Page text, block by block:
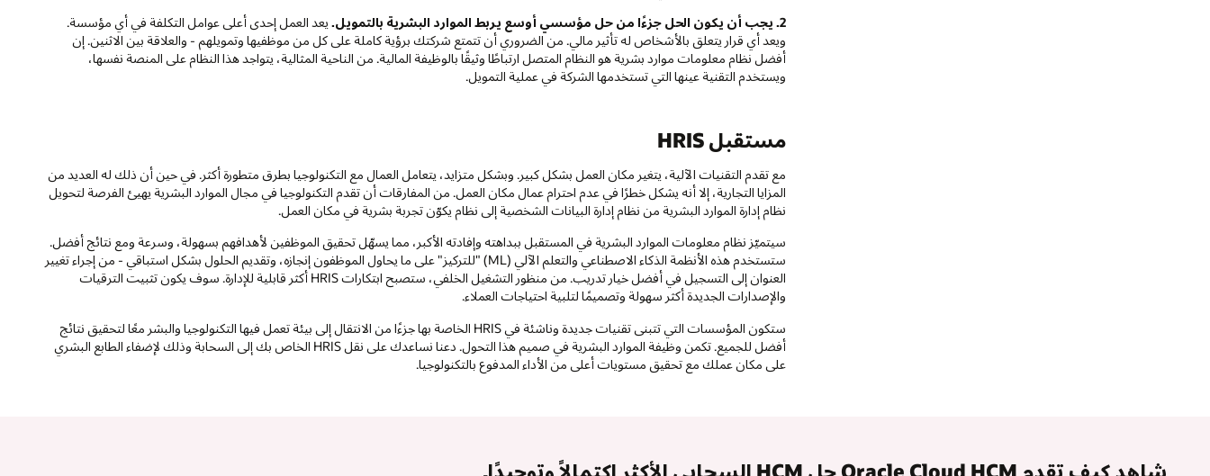
2. يجب أن يكون الحل جزءًا من حل مؤسسي أوسع يربط الموارد البشرية بالتمويل.
يعد العمل إحدى أعلى عوامل التكلفة في أي مؤسسة.
ويعد أي قرار يتعلق بالأشخاص له تأثير مالي. من الضروري أن تتمتع شركتك برؤية كاملة على كل من موظفيها وتمويلهم - والعلاقة بين الاثنين. إن
أفضل نظام معلومات موارد بشرية هو النظام المتصل ارتباطًا وثيقًا بالوظيفة المالية. من الناحية المثالية، يتواجد هذا النظام على المنصة نفسها،
ويستخدم التقنية عينها التي تستخدمها الشركة في عملية التمويل.
مستقبل HRIS
مع تقدم التقنيات الآلية، يتغير مكان العمل بشكل كبير. وبشكل متزايد، يتعامل العمال مع التكنولوجيا بطرق متطورة أكثر. في حين أن ذلك له العديد من
المزايا التجارية، إلا أنه يشكل خطرًا في عدم احترام عمال مكان العمل. من المفارقات أن تقدم التكنولوجيا في مجال الموارد البشرية يهيئ الفرصة لتحويل
نظام إدارة الموارد البشرية من نظام إدارة البيانات الشخصية إلى نظام يكوّن تجربة بشرية في مكان العمل.
سيتميّز نظام معلومات الموارد البشرية في المستقبل ببداهته وإفادته الأكبر، مما يسهّل تحقيق الموظفين لأهدافهم بسهولة، وسرعة ومع نتائج أفضل.
ستستخدم هذه الأنظمة الذكاء الاصطناعي والتعلم الآلي (ML) "للتركيز" على ما يحاول الموظفون إنجازه، وتقديم الحلول بشكل استباقي - من إجراء تغيير
العنوان إلى التسجيل في أفضل خيار تدريب. من منظور التشغيل الخلفي، ستصبح ابتكارات HRIS أكثر قابلية للإدارة. سوف يكون تثبيت الترقيات
والإصدارات الجديدة أكثر سهولة وتصميمًا لتلبية احتياجات العملاء.
ستكون المؤسسات التي تتبنى تقنيات جديدة وناشئة في HRIS الخاصة بها جزءًا من الانتقال إلى بيئة تعمل فيها التكنولوجيا والبشر معًا لتحقيق نتائج
أفضل للجميع. تكمن وظيفة الموارد البشرية في صميم هذا التحول. دعنا نساعدك على نقل HRIS الخاص بك إلى السحابة وذلك لإضفاء الطابع البشري
على مكان عملك مع تحقيق مستويات أعلى من الأداء المدفوع بالتكنولوجيا.
شاهد كيف تقدم Oracle Cloud HCM حل HCM السحابي الأكثر اكتمالاً وتوحيدًا.